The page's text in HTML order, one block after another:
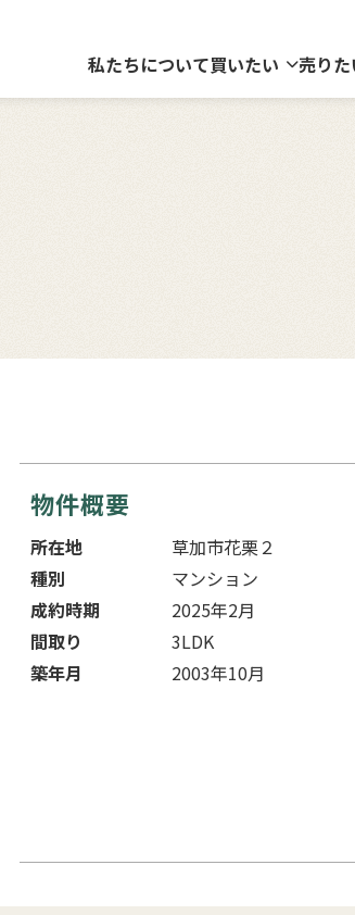
私たちについて買いたい 売りた
物件概要
所在地
草加市花栗２
種別
マンション
成約時期
2025年2月
間取り
3LDK
築年月
2003年10月